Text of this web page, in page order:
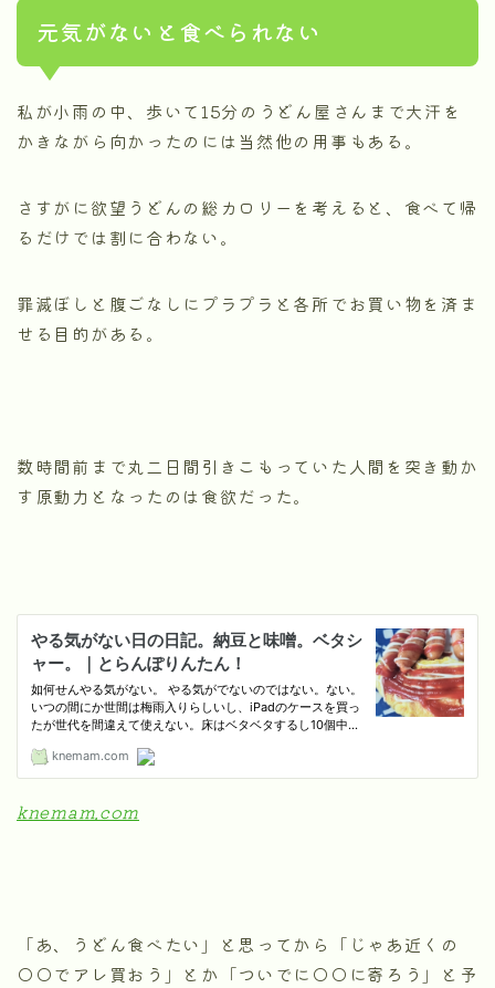
元気がないと食べられない
私が小雨の中、歩いて15分のうどん屋さんまで大汗を
かきながら向かったのには当然他の用事もある。
さすがに欲望うどんの総カロリーを考えると、食べて帰
るだけでは割に合わない。
罪滅ぼしと腹ごなしにプラプラと各所でお買い物を済ま
せる目的がある。
数時間前まで丸二日間引きこもっていた人間を突き動か
す原動力となったのは食欲だった。
knemam.com
「あ、うどん食べたい」と思ってから「じゃあ近くの
◯◯でアレ買おう」とか「ついでに◯◯に寄ろう」と予